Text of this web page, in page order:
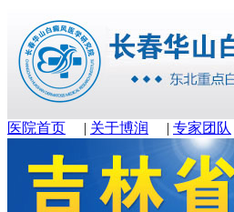
医院首页 | 关于博润 | 专家团队